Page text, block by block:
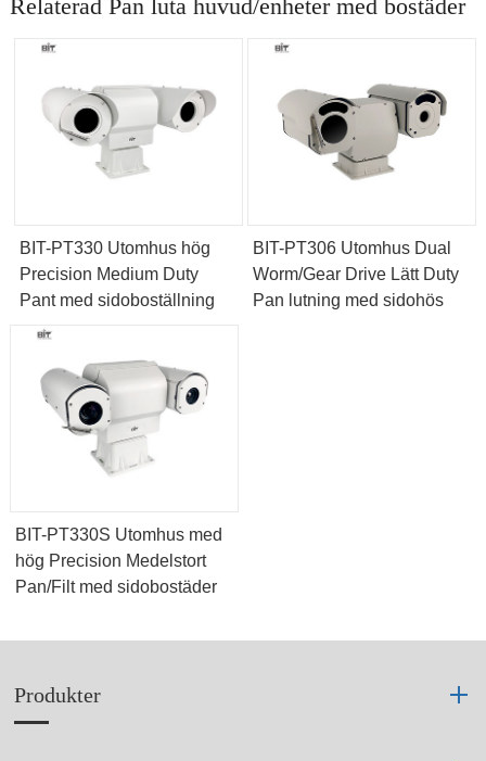
Relaterad Pan luta huvud/enheter med bostäder
BIT-PT330 Utomhus hög
Precision Medium Duty
Pant med sidoboställning
BIT-PT306 Utomhus Dual
Worm/Gear Drive Lätt Duty
Pan lutning med sidohös
BIT-PT330S Utomhus med
hög Precision Medelstort
Pan/Filt med sidobostäder
Produkter